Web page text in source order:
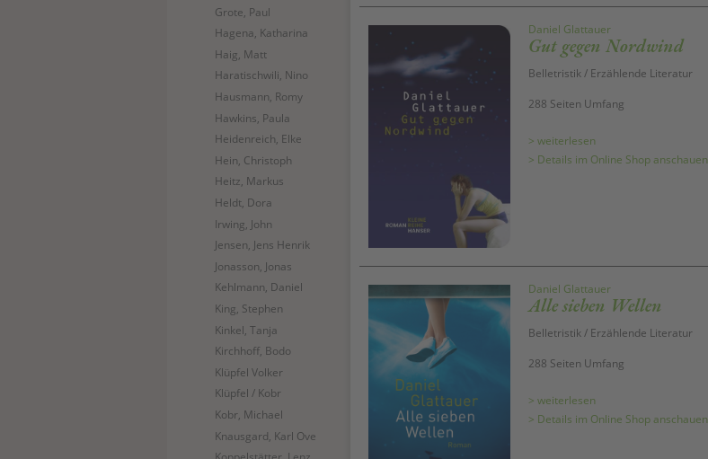
Grote, Paul
Hagena, Katharina
Haig, Matt
Haratischwili, Nino
Hausmann, Romy
Hawkins, Paula
Heidenreich, Elke
Hein, Christoph
Heitz, Markus
Heldt, Dora
Irwing, John
Jensen, Jens Henrik
Jonasson, Jonas
Kehlmann, Daniel
King, Stephen
Kinkel, Tanja
Kirchhoff, Bodo
Klüpfel Volker
Klüpfel / Kobr
Kobr, Michael
Knausgard, Karl Ove
Daniel Glattauer
Gut gegen Nordwind
Belletristik / Erzählende Literatur
288 Seiten Umfang
> weiterlesen
> Details im Online Shop anschauen
Daniel Glattauer
Alle sieben Wellen
Belletristik / Erzählende Literatur
288 Seiten Umfang
> weiterlesen
> Details im Online Shop anschauen